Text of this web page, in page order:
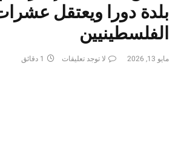
بلدة دورا ويعتقل
الفلسطينيين
مايو 13, 2026 لا توجد تعليقات 1 دقائق